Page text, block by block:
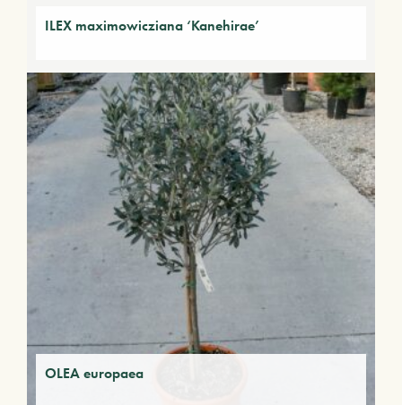
ILEX maximowicziana ‘Kanehirae’
OLEA europaea